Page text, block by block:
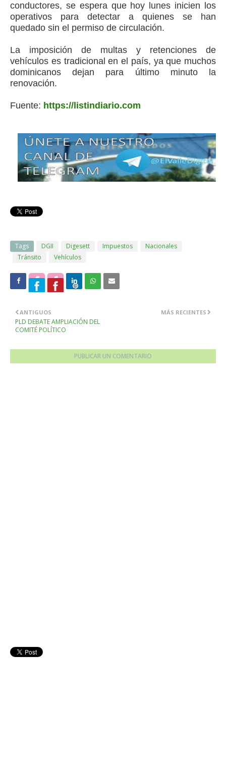
conductores, se espera que hoy lunes inicien los
operativos para detectar a quienes se han
quedado sin el permiso de circulación.
La imposición de multas y retenciones de
vehículos es tradicional en el país, ya que muchos
dominicanos dejan para último minuto la
renovación.
Fuente: https://listindiario.com
Tags DGII Digesett Impuestos
Nacionales
Tránsito
Vehículos
MÁS RECIENTES
ANTIGUOS
PLD DEBATE AMPLIACIÓN DEL
COMITÉ POLÍTICO
PUBLICAR UN COMENTARIO